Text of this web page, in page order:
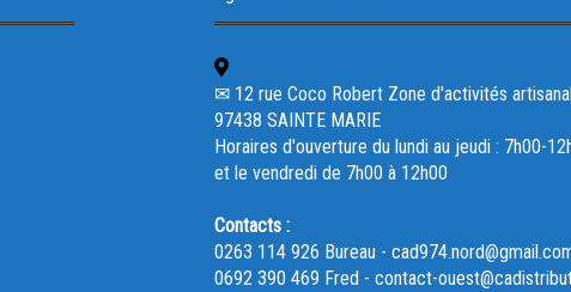
✉ 12 rue Coco Robert Zone d'activités
97438 SAINTE MARIE
Horaires d'ouverture du lundi au jeudi : 7h00-
et le vendredi de 7h00 à 12h00
Contacts :
0263 114 926 Bureau -
0692 390 469 Fred - contact-